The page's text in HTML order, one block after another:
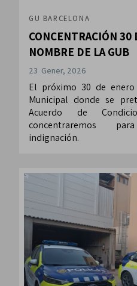
GU BARCELONA
CONCENTRACIÓN 30
NOMBRE DE LA GUB
23 Gener, 2026
El próximo 30 de
Municipal donde se
Acuerdo de
concentraremos
indignación.